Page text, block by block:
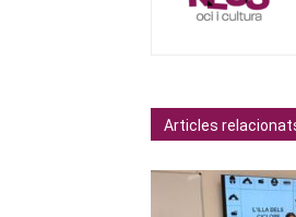
Articles